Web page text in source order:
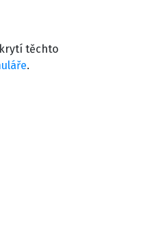
těchto
.